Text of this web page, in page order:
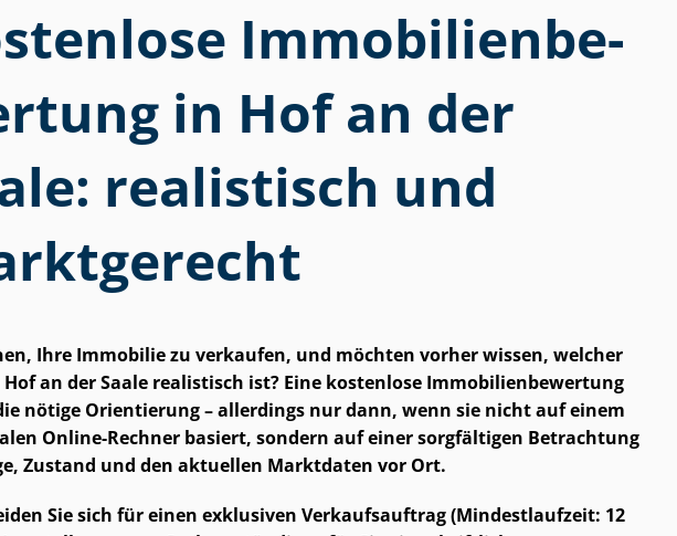
Im­mo­bi­li­en­be­
in Hof an der
realistisch und
Ihre Immobilie zu verkaufen, und möchten vorher wissen, welcher
Hof an der Saale realistisch ist? Eine kostenlose Im­mo­bi­li­en­be­wer­tung
nötige Orientierung – allerdings nur dann, wenn sie nicht auf einem
Online-Rechner basiert, sondern auf einer sorgfältigen Betrachtung
Zustand und den aktuellen Marktdaten vor Ort.
Sie sich für einen exklusiven Verkaufsauftrag (Mindestlaufzeit: 12